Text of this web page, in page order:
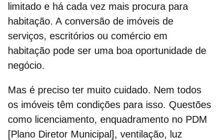
limitado e há cada vez mais procura para
habitação. A conversão de imóveis de
serviços, escritórios ou comércio em
habitação pode ser uma boa oportunidade de
negócio.
Mas é preciso ter muito cuidado. Nem todos
os imóveis têm condições para isso. Questões
como licenciamento, enquadramento no PDM
[Plano Diretor Municipal], ventilação, luz